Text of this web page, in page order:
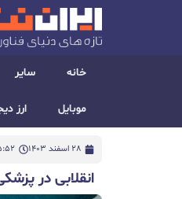
خانه سایر
موبایل ارز
28 اسفند 1403 5:52
انقلابی در